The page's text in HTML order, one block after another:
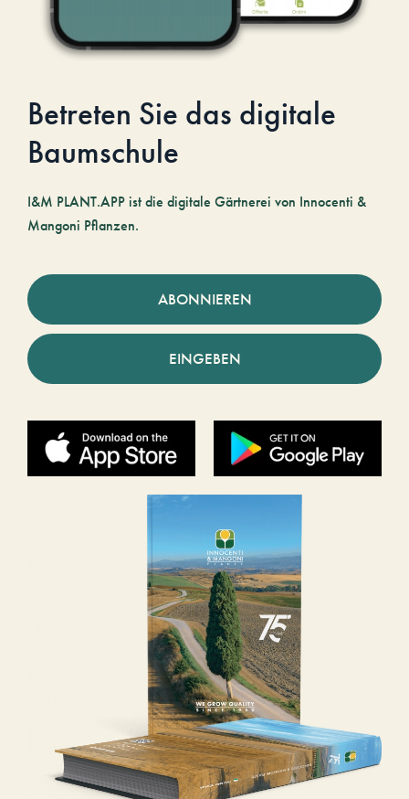
Betreten Sie das digitale
Baumschule
I&M PLANT.APP ist die digitale Gärtnerei von Innocenti &
Mangoni Pflanzen.
ABONNIEREN
EINGEBEN